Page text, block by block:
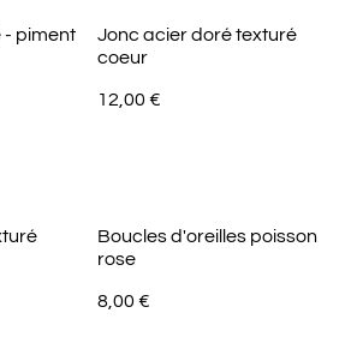
- piment
Jonc acier doré texturé
coeur
12,00 €
Boucles d'oreilles poisson
rose
8,00 €